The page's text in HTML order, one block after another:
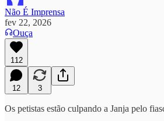
Não É Imprensa
fev 22, 2026
Ouça
112
12 3
Os petistas estão culpando a Janja pelo